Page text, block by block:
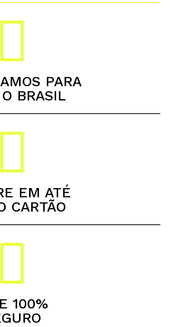
PARA
BRASIL
EM ATÉ
CARTÃO
100%